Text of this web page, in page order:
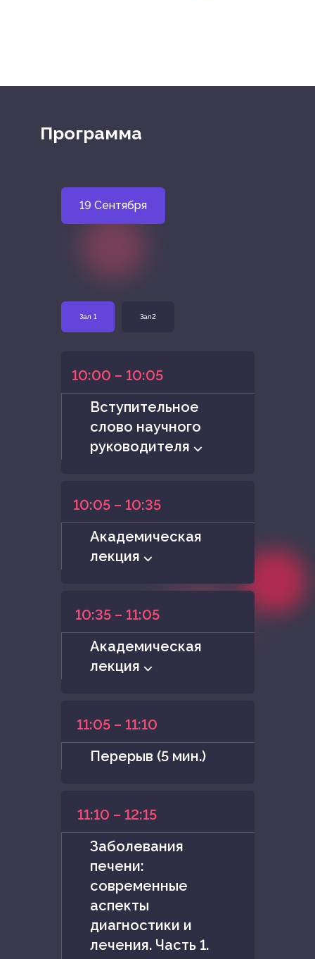
Программа
19 Сентября
Зал 1 Зал2
10:00 – 10:05
Вступительное
слово научного
руководителя ⌵
10:05 – 10:35
Академическая
лекция ⌵
10:35 – 11:05
Академическая
лекция ⌵
11:05 – 11:10
Перерыв (5 мин.)
11:10 – 12:15
Заболевания
печени:
современные
аспекты
диагностики и
лечения. Часть 1.